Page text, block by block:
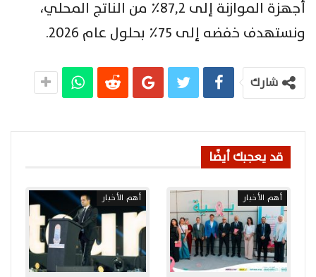
أجهزة الموازنة إلى ٨٧,٢٪ من الناتج المحلي،
ونستهدف خفضه إلى ٧٥٪ بحلول عام ٢٠٢٦.
شارك
قد يعجبك أيضًا
أهم الأخبار أهم الأخبار